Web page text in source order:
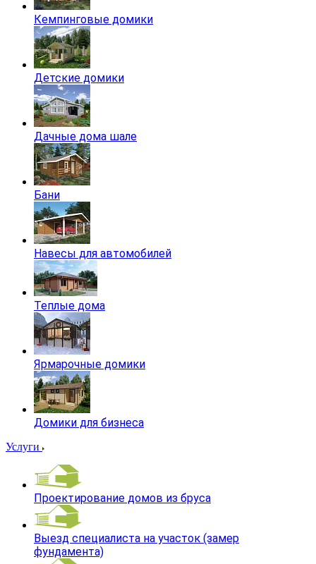
Кемпинговые домики
Детские домики
Дачные дома шале
Бани
Навесы для автомобилей
Теплые дома
Ярмарочные домики
Домики для бизнеса
Услуги
Проектирование домов из бруса
Выезд специалиста на участок (замер
фундамента)